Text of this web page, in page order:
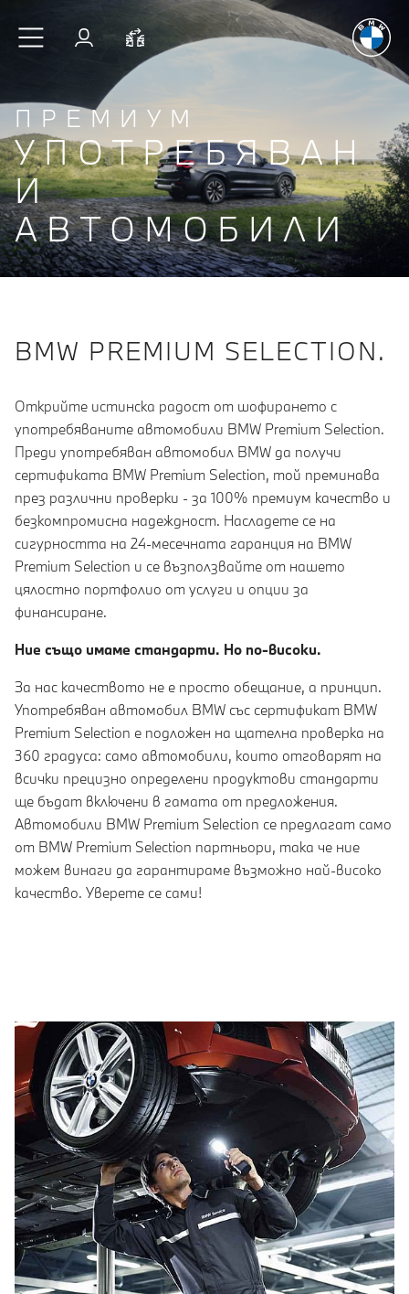
Към основното съдържание
Вход
Cравнете
ПРЕМИУМ
УПОТРЕБЯВАН
И
АВТОМОБИЛИ
BMW PREMIUM SELECTION.
Oткрийте истинска радост от шофирането с
употребяваните автомобили BMW Premium Selection.
Преди употребяван автомобил BMW да получи
сертификата BMW Premium Selection, той преминава
през различни проверки - за 100% премиум качество и
безкомпромисна надеждност. Насладете се на
сигурността на 24-месечната гаранция на BMW
Premium Selection и се възползвайте от нашето
цялостно портфолио от услуги и опции за
финансиране.
Ние също имаме стандарти. Но по-високи.
За нас качеството не е просто обещание, а принцип.
Употребяван автомобил BMW със сертификат BMW
Premium Selection е подложен на щателна проверка на
360 градуса: само автомобили, които отговарят на
всички прецизно определени продуктови стандарти
ще бъдат включени в гамата от предложения.
Автомобили BMW Premium Selection се предлагат само
от BMW Premium Selection партньори, така че ние
можем винаги да гарантираме възможно най-високо
качество. Уверете се сами!